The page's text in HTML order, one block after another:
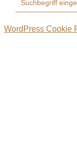
WordPress Cookie